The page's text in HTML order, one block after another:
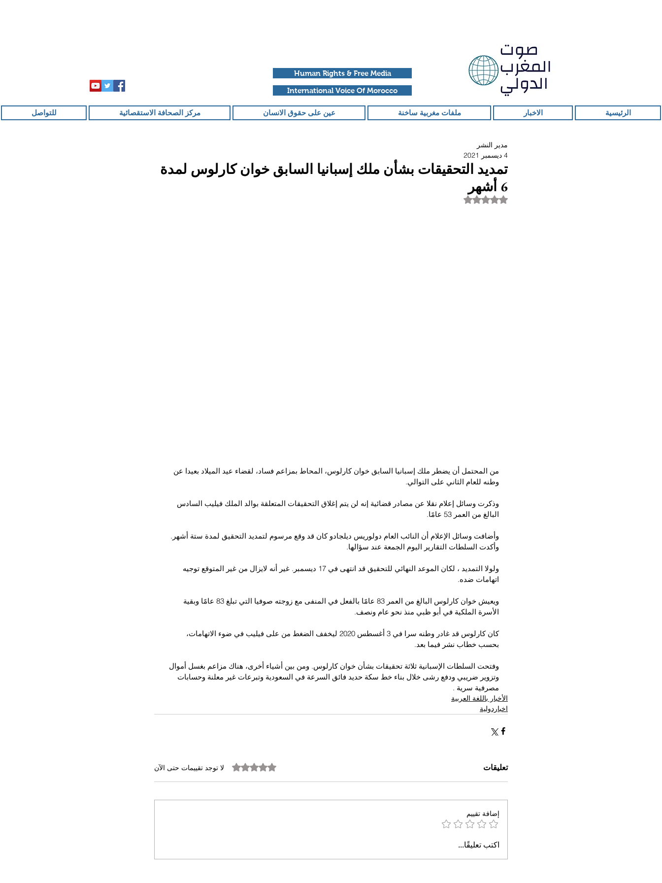
Human Rights & Free Media
International Voice Of Morocco
الرئيسية الاخبار ملفات مغربية ساخنة عين على حقوق الانسان مركز الصحافة الاستقصائية للتواصل
تمديد التحقيقات بشأن ملك إسبانيا السابق خوان كارلوس لمدة
6 أشهر
مدير النشر
4 ديسمبر 2021
تم التقييم بـ ليس رقمًا من أصل 5 نجوم.
من المحتمل أن يضطر ملك إسبانيا السابق خوان كارلوس، المحاط بمزاعم فساد، لقضاء عيد الميلاد بعيدا عن
وطنه للعام الثاني على التوالي.
وذكرت وسائل إعلام نقلا عن مصادر قضائية إنه لن يتم إغلاق التحقيقات المتعلقة بوالد الملك فيليب السادس
البالغ من العمر 53 عامًا.
وأضافت وسائل الإعلام أن النائب العام دولوريس ديلجادو كان قد وقع مرسوم لتمديد التحقيق لمدة ستة أشهر.
وأكدت السلطات التقارير اليوم الجمعة عند سؤالها.
ولولا التمديد ، لكان الموعد النهائي للتحقيق قد انتهى في 17 ديسمبر. غير أنه لايزال من غير المتوقع توجيه
اتهامات ضده.
ويعيش خوان كارلوس البالغ من العمر 83 عامًا بالفعل في المنفى مع زوجته صوفيا التي تبلغ 83 عامًا وبقية
الأسرة الملكية في أبو ظبي منذ نحو عام ونصف.
كان كارلوس قد غادر وطنه سرا في 3 أغسطس 2020 ليخفف الضغط من على فيليب في ضوء الاتهامات،
بحسب خطاب نشر فيما بعد.
وفتحت السلطات الإسبانية ثلاثة تحقيقات بشأن خوان كارلوس. ومن بين أشياء أخرى، هناك مزاعم بغسل أموال
وتزوير ضريبي ودفع رشى خلال بناء خط سكة حديد فائق السرعة في السعودية وتبرعات غير معلنة وحسابات
مصرفية سرية .
الأخبار باللغة العربية
اخباردولية
تعليقات تم التقييم بـ 0 من أصل 5 نجوم. لا توجد تقييمات حتى الآن
إضافة تقييم
اكتب تعليقًا...